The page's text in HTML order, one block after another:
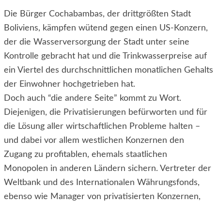
Die Bürger Cochabambas, der drittgrößten Stadt
Boliviens, kämpfen wütend gegen einen US-Konzern,
der die Wasserversorgung der Stadt unter seine
Kontrolle gebracht hat und die Trinkwasserpreise auf
ein Viertel des durchschnittlichen monatlichen Gehalts
der Einwohner hochgetrieben hat.
Doch auch “die andere Seite” kommt zu Wort.
Diejenigen, die Privatisierungen befürworten und für
die Lösung aller wirtschaftlichen Probleme halten –
und dabei vor allem westlichen Konzernen den
Zugang zu profitablen, ehemals staatlichen
Monopolen in anderen Ländern sichern. Vertreter der
Weltbank und des Internationalen Währungsfonds,
ebenso wie Manager von privatisierten Konzernen,